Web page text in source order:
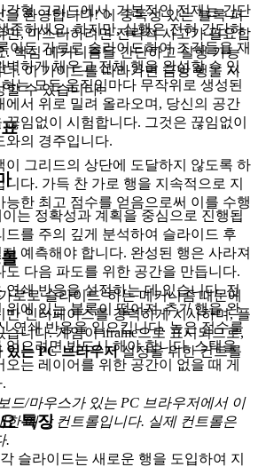
각형 그리드에서, 기본적인 전제는 간단
존하세요. 하지만, 실행은 전혀 간단하
이든 가로로 슬라이드하여 조각들을 재
벽하게 채우고 전체 행을 완성할 수 있
는 모든 움직임마다 무작위로 생성된
에서 위로 밀려 올라오며, 당신의 공간
임없이 시험합니다. 그것은 끊임없이
와의 경주입니다.
는 정확성과 계획을 중심으로 진행됩
드를 주의 깊게 분석하여 슬라이드 후
예측해야 합니다. 완성된 행은 사라져
도 다음 파도를 위한 공간을 만듭니다.
연쇄 반응을 설정하는 데 있습니다. 전
위에 있는 블록이 떨어져추가행을 완
연쇄 반응을 일으킵니다. 높은 점수를
얻으려면 반드시 해야 합니다. 스택을
는 레이어를 위한 공간이 없을 때 게
특징
각 슬라이드는 새로운 행을 도입하여 지
을 환영합니다! 이 중독성 있는 블록 퍼
만, 마스터하려면 전략적 사고가 필요합
. 핵심 메커니즘을 간단하고 실행 가능
. 이 가이드를 따라가면 금방 행을 지
할 수 있습니다!
이 그리드의 상단에 도달하지 않도록 하
니다. 가득 찬 가로 행을 지속적으로 지
능한 최고 점수를 얻음으로써 이를 수행
로로 슬라이드"하는 메커니즘 때문에
반 인터페이스를 강력하게 시사하며, 플
니다. 게임이 iframe으로 표시되므로,
있는 PC 브라우저설정을 위한 컨트롤
드/마우스가 있는 PC 브라우저에서 이
한 예상 컨트롤입니다. 실제 컨트롤은
.